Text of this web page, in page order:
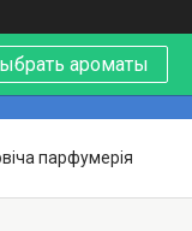
ароматы
парфумерія